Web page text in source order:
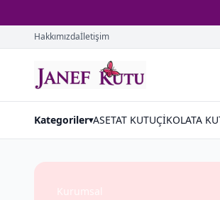
Hakkımızdaİletişim
Kategoriler▾ASETAT KUTUÇİKOLATA
Kurumsal